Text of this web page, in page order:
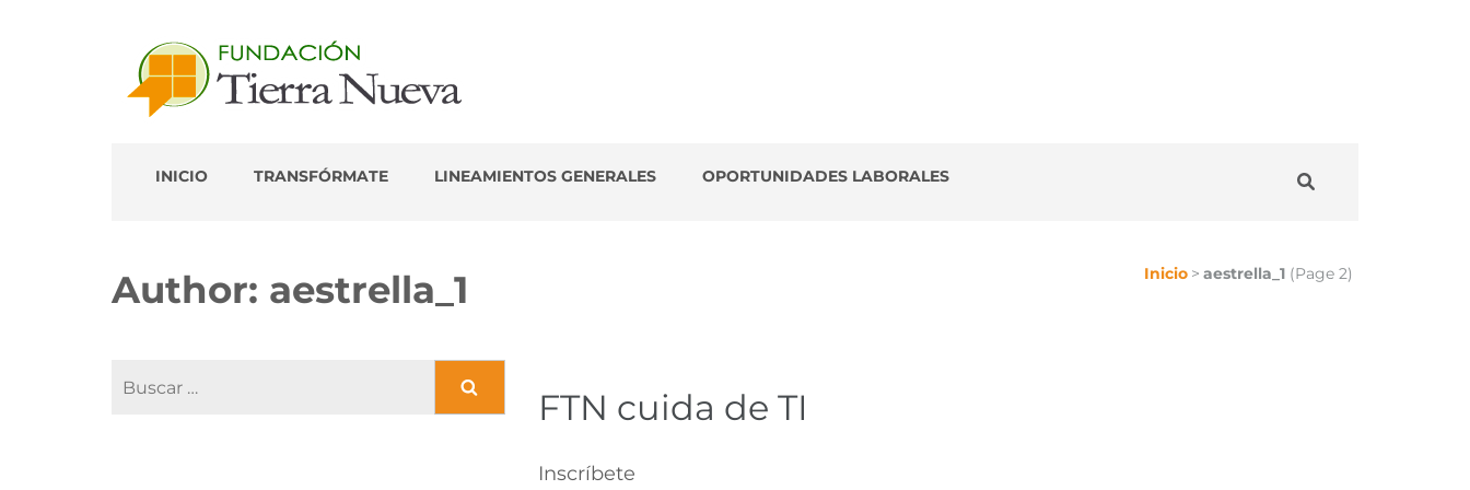
INICIO TRANSFÓRMATE LINEAMIENTOS GENERALES OPORTUNIDADES LABORALES
Author: aestrella_1 Inicio > aestrella_1 (Page 2)
FTN cuida de TI
Inscríbete
Buscar: